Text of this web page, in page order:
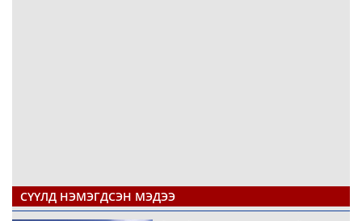
СҮҮЛД НЭМЭГДСЭН МЭДЭЭ